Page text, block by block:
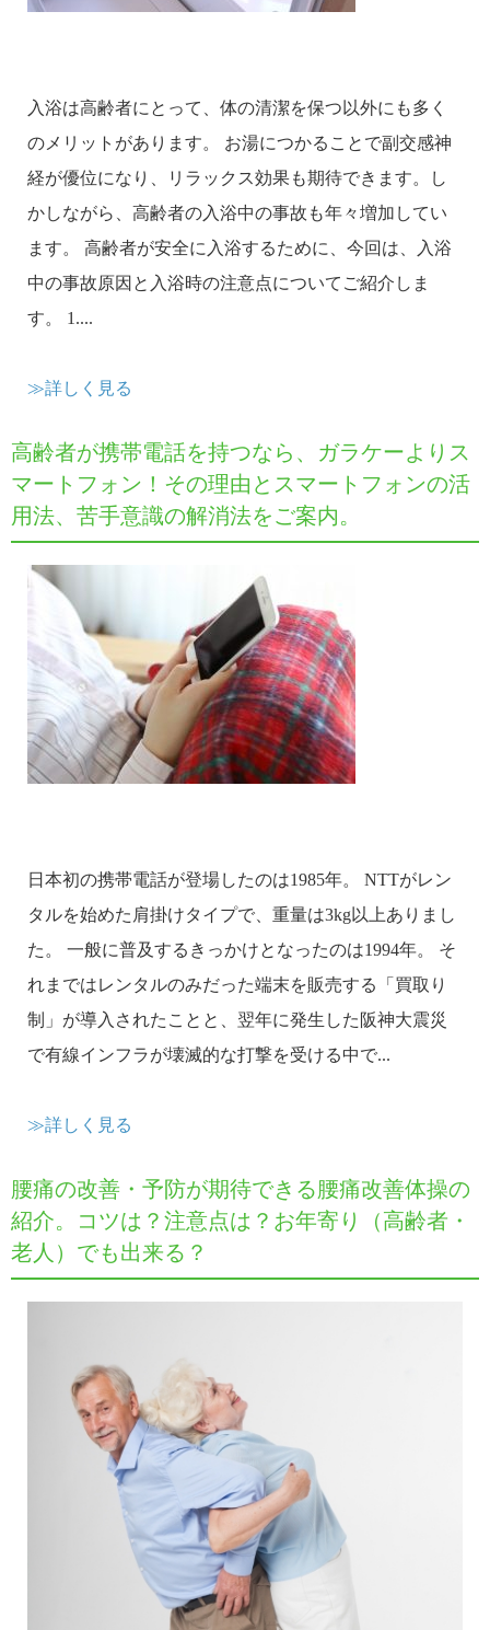
入浴は高齢者にとって、体の清潔を保つ以外にも多く
のメリットがあります。 お湯につかることで副交感神
経が優位になり、リラックス効果も期待できます。し
かしながら、高齢者の入浴中の事故も年々増加してい
ます。 高齢者が安全に入浴するために、今回は、入浴
中の事故原因と入浴時の注意点についてご紹介しま
す。 1....
≫詳しく見る
高齢者が携帯電話を持つなら、ガラケーよりス
マートフォン！その理由とスマートフォンの活
用法、苦手意識の解消法をご案内。
日本初の携帯電話が登場したのは1985年。 NTTがレン
タルを始めた肩掛けタイプで、重量は3kg以上ありまし
た。 一般に普及するきっかけとなったのは1994年。 そ
れまではレンタルのみだった端末を販売する「買取り
制」が導入されたことと、翌年に発生した阪神大震災
で有線インフラが壊滅的な打撃を受ける中で...
≫詳しく見る
腰痛の改善・予防が期待できる腰痛改善体操の
紹介。コツは？注意点は？お年寄り（高齢者・
老人）でも出来る？